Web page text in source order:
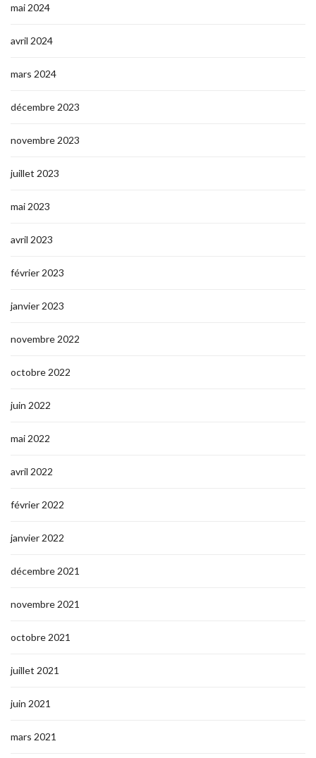
mai 2024
avril 2024
mars 2024
décembre 2023
novembre 2023
juillet 2023
mai 2023
avril 2023
février 2023
janvier 2023
novembre 2022
octobre 2022
juin 2022
mai 2022
avril 2022
février 2022
janvier 2022
décembre 2021
novembre 2021
octobre 2021
juillet 2021
juin 2021
mars 2021